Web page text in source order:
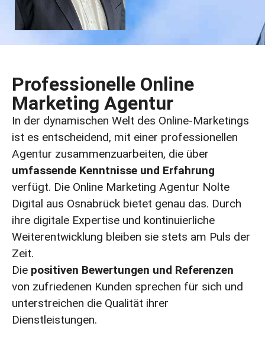
Professionelle Online
Marketing Agentur
In der dynamischen Welt des Online-Marketings
ist es entscheidend, mit einer professionellen
Agentur zusammenzuarbeiten, die über
umfassende Kenntnisse und Erfahrung
verfügt. Die Online Marketing Agentur Nolte
Digital aus Osnabrück bietet genau das. Durch
ihre digitale Expertise und kontinuierliche
Weiterentwicklung bleiben sie stets am Puls der
Zeit.
Die positiven Bewertungen und Referenzen
von zufriedenen Kunden sprechen für sich und
unterstreichen die Qualität ihrer
Dienstleistungen.